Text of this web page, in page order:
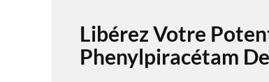
Libérez Votre
Phenylpiracétam